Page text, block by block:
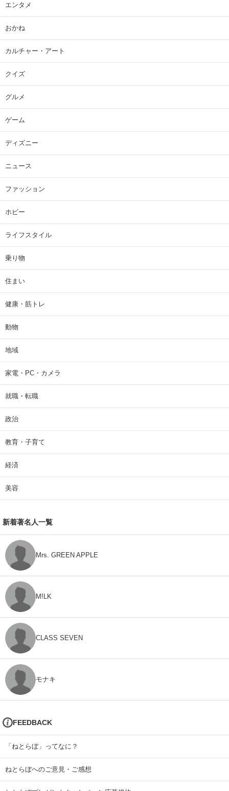
エンタメ
おかね
カルチャー・アート
クイズ
グルメ
ゲーム
ディズニー
ニュース
ファッション
ホビー
ライフスタイル
乗り物
住まい
健康・筋トレ
動物
地域
家電・PC・カメラ
就職・転職
政治
教育・子育て
経済
美容
新着著名人一覧
Mrs. GREEN APPLE
M!LK
CLASS SEVEN
モナキ
FEEDBACK
「ねとらぼ」ってなに？
ねとらぼへのご意見・ご感想